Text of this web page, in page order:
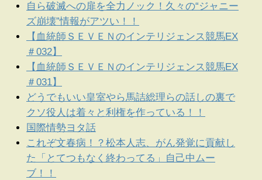
自ら破滅への扉を全力ノック！久々の“ジャニー
ズ崩壊”情報がアツい！！
【血統師ＳＥＶＥＮのインテリジェンス競馬EX
＃032】
【血統師ＳＥＶＥＮのインテリジェンス競馬EX
＃031】
どうでもいい皇室やら馬詰総理らの話しの裏で
クソ役人は着々と利権を作っている！！
国際情勢ヨタ話
これぞ文春病！？松本人志、がん発覚に貢献し
た「とてつもなく終わってる」自己中ムー
ブ！！